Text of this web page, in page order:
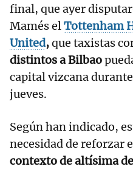
final, que ayer
Mamés elTottenham
United,que taxistas
distintos a Bilbao
capital vizcana
jueves.
Según han indicado,
necesidad de reforzar
contexto de altísima